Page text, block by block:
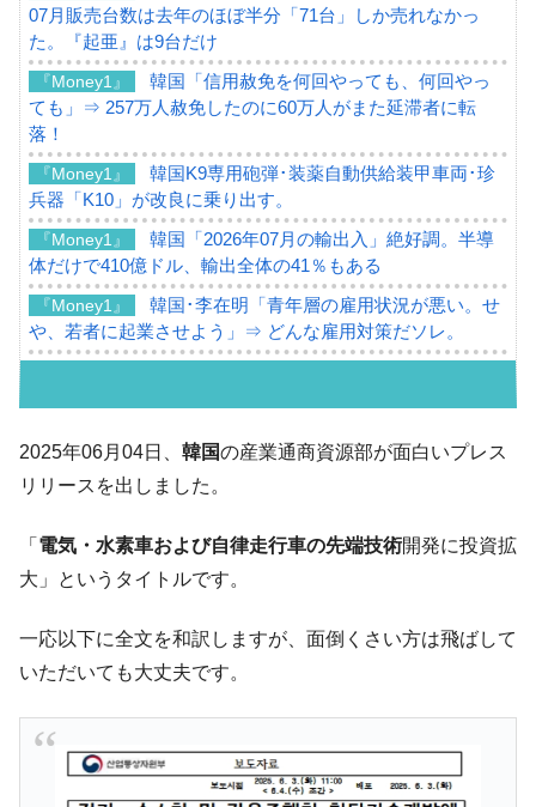
07月販売台数は去年のほぼ半分「71台」しか売れなかっ
た。『起亜』は9台だけ
『Money1』
韓国「信用赦免を何回やっても、何回やっ
ても」⇒ 257万人赦免したのに60万人がまた延滞者に転
落！
『Money1』
韓国K9専用砲弾･装薬自動供給装甲車両･珍
兵器「K10」が改良に乗り出す。
『Money1』
韓国「2026年07月の輸出入」絶好調。半導
体だけで410億ドル、輸出全体の41％もある
『Money1』
韓国･李在明「青年層の雇用状況が悪い。せ
や、若者に起業させよう」⇒ どんな雇用対策だソレ。
韓国「ここは北朝鮮なのか。選管がサーバ
ーにウソのデータを入力したのは明白だ」
『Money1』
韓国は「中国と同じく」投資に不適格な国
『Money1』
『韓国銀行』が「金の保有量を増やしま
す」⇒「金を経由するドル入手」手段ではないのか？
ル」まで拡大 ⇒ 海外資金の動きに強く左右される状態
『Money1』
韓国･帰ってきた李在明。李在明を支持しな
2025年06月04日、 韓国の産業通商資源部が面白いプレス
リリースを出しました。
「 電気・水素車および自律走行車の先端技術開発に投資拡
大」というタイトルです。
一応以下に全文を和訳しますが、面倒くさい方は飛ばして
いただいても大丈夫です。